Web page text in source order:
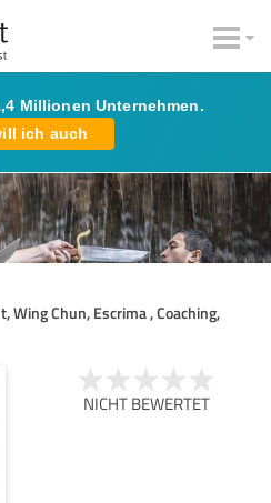
Millionen Unternehmen.
ich auch
Chun, Escrima , Coaching,
NICHT BEWERTET